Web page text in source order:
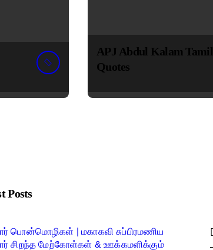
APJ Abdul Kalam Tamil
Quotes
Posts
பொன்மொழிகள் | மகாகவி சுப்பிரமணிய
சிறந்த மேற்கோள்கள் & ஊக்கமளிக்கும்